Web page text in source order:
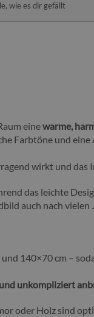
einewarme,
Farbtöne und eine
wirkt und
das leichte
auch nach
140×70 cm –
unkompliziert
oder Holz sind
wie es dir gefällt